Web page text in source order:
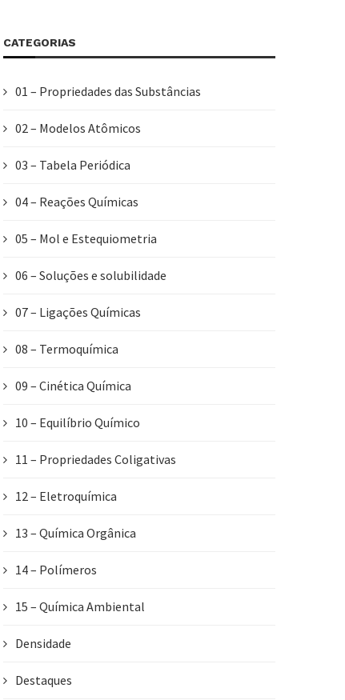
CATEGORIAS
01 – Propriedades das Substâncias
02 – Modelos Atômicos
03 – Tabela Periódica
04 – Reações Químicas
05 – Mol e Estequiometria
06 – Soluções e solubilidade
07 – Ligações Químicas
08 – Termoquímica
09 – Cinética Química
10 – Equilíbrio Químico
11 – Propriedades Coligativas
12 – Eletroquímica
13 – Química Orgânica
14 – Polímeros
15 – Química Ambiental
Densidade
Destaques